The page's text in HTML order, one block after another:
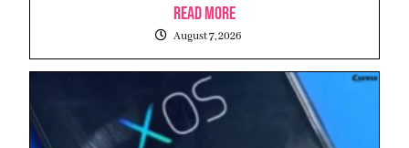
Read More
August 7, 2026